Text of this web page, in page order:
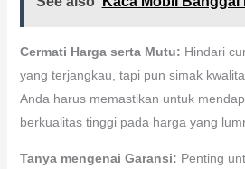
Cermati Harga serta Mutu: Hindari
yang terjangkau, tapi pun simak
Anda harus memastikan untuk
berkualitas tinggi pada harga yang
Tanya mengenai Garansi: Penting